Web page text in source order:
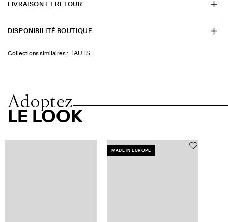
LIVRAISON ET RETOUR
DISPONIBILITÉ BOUTIQUE
Collections similaires : HAUTS
Adoptez
LE LOOK
MADE IN EUROPE